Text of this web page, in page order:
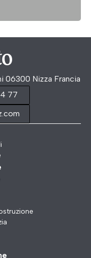
06300 Nizza Francia
77